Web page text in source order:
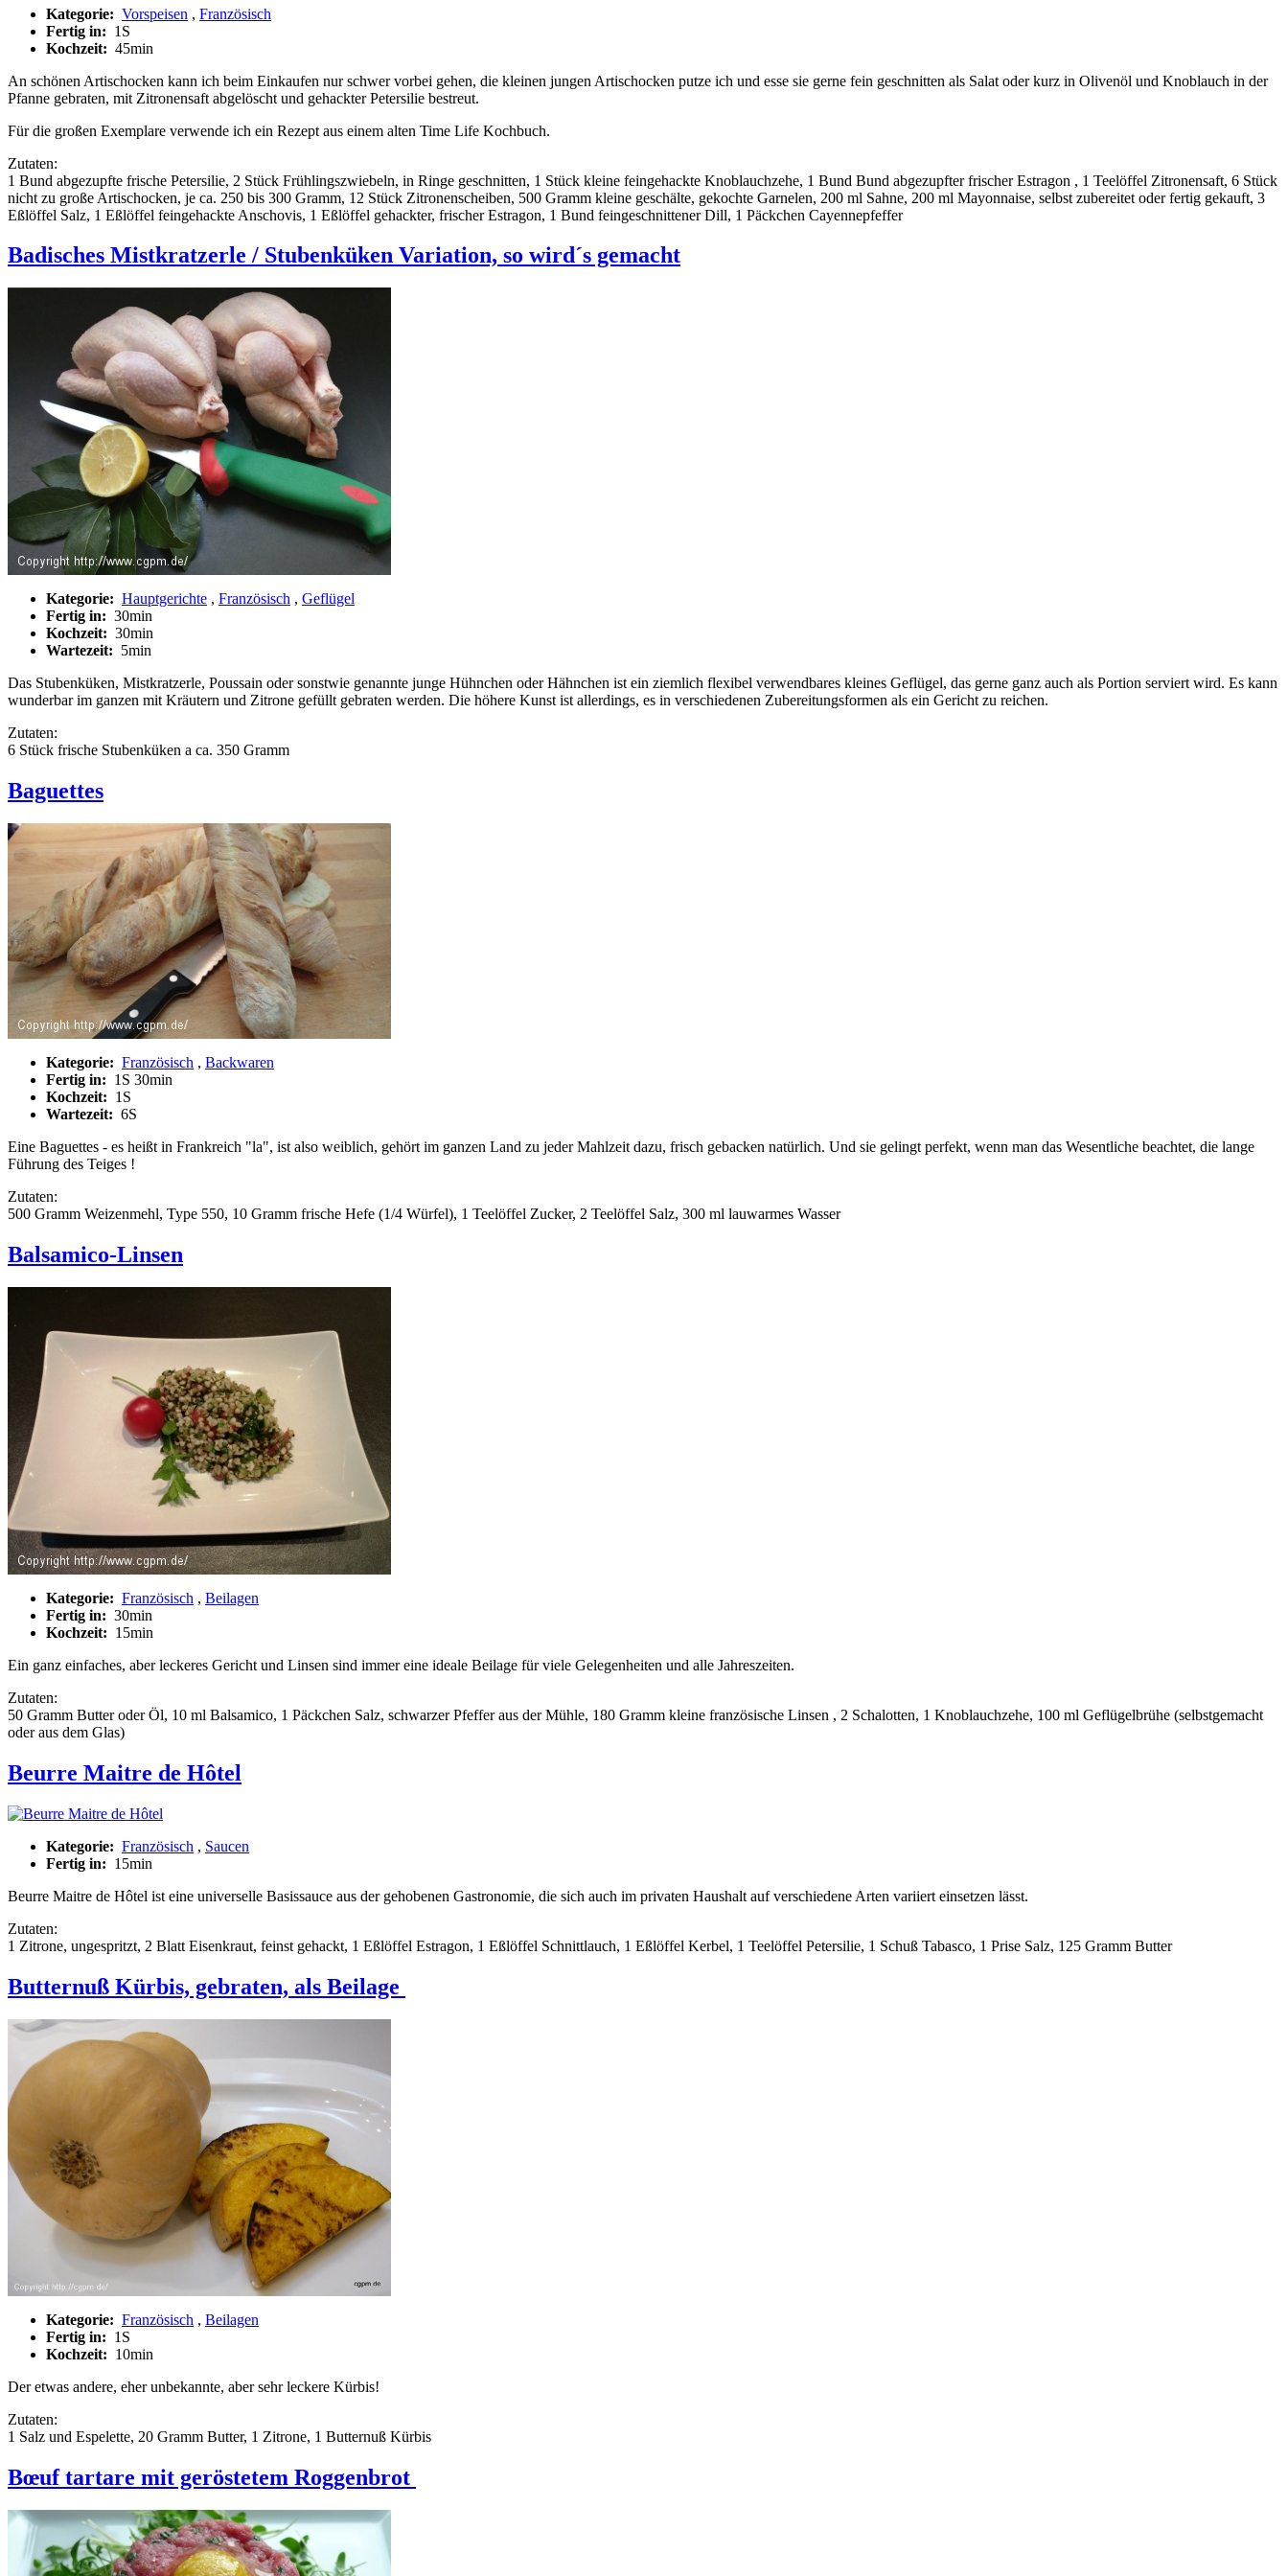
Kategorie: Vorspeisen , Französisch
Fertig in: 1S
Kochzeit: 45min
An schönen Artischocken kann ich beim Einkaufen nur schwer vorbei gehen, die kleinen jungen Artischocken putze ich und esse sie gerne fein geschnitten als Salat oder kurz in Olivenöl und Knoblauch in der
Pfanne gebraten, mit Zitronensaft abgelöscht und gehackter Petersilie bestreut.
Für die großen Exemplare verwende ich ein Rezept aus einem alten Time Life Kochbuch.
Zutaten:
1 Bund abgezupfte frische Petersilie, 2 Stück Frühlingszwiebeln, in Ringe geschnitten, 1 Stück kleine feingehackte Knoblauchzehe, 1 Bund Bund abgezupfter frischer Estragon , 1 Teelöffel Zitronensaft, 6 Stück
nicht zu große Artischocken, je ca. 250 bis 300 Gramm, 12 Stück Zitronenscheiben, 500 Gramm kleine geschälte, gekochte Garnelen, 200 ml Sahne, 200 ml Mayonnaise, selbst zubereitet oder fertig gekauft, 3
Eßlöffel Salz, 1 Eßlöffel feingehackte Anschovis, 1 Eßlöffel gehackter, frischer Estragon, 1 Bund feingeschnittener Dill, 1 Päckchen Cayennepfeffer
Badisches Mistkratzerle / Stubenküken Variation, so wird´s gemacht
Kategorie: Hauptgerichte , Französisch , Geflügel
Fertig in: 30min
Kochzeit: 30min
Wartezeit: 5min
Das Stubenküken, Mistkratzerle, Poussain oder sonstwie genannte junge Hühnchen oder Hähnchen ist ein ziemlich flexibel verwendbares kleines Geflügel, das gerne ganz auch als Portion serviert wird. Es kann
wunderbar im ganzen mit Kräutern und Zitrone gefüllt gebraten werden. Die höhere Kunst ist allerdings, es in verschiedenen Zubereitungsformen als ein Gericht zu reichen.
Zutaten:
6 Stück frische Stubenküken a ca. 350 Gramm
Baguettes
Kategorie: Französisch , Backwaren
Fertig in: 1S 30min
Kochzeit: 1S
Wartezeit: 6S
Eine Baguettes - es heißt in Frankreich "la", ist also weiblich, gehört im ganzen Land zu jeder Mahlzeit dazu, frisch gebacken natürlich. Und sie gelingt perfekt, wenn man das Wesentliche beachtet, die lange
Führung des Teiges !
Zutaten:
500 Gramm Weizenmehl, Type 550, 10 Gramm frische Hefe (1/4 Würfel), 1 Teelöffel Zucker, 2 Teelöffel Salz, 300 ml lauwarmes Wasser
Balsamico-Linsen
Kategorie: Französisch , Beilagen
Fertig in: 30min
Kochzeit: 15min
Ein ganz einfaches, aber leckeres Gericht und Linsen sind immer eine ideale Beilage für viele Gelegenheiten und alle Jahreszeiten.
Zutaten:
50 Gramm Butter oder Öl, 10 ml Balsamico, 1 Päckchen Salz, schwarzer Pfeffer aus der Mühle, 180 Gramm kleine französische Linsen , 2 Schalotten, 1 Knoblauchzehe, 100 ml Geflügelbrühe (selbstgemacht
oder aus dem Glas)
Beurre Maitre de Hôtel
Kategorie: Französisch , Saucen
Fertig in: 15min
Beurre Maitre de Hôtel ist eine universelle Basissauce aus der gehobenen Gastronomie, die sich auch im privaten Haushalt auf verschiedene Arten variiert einsetzen lässt.
Zutaten:
1 Zitrone, ungespritzt, 2 Blatt Eisenkraut, feinst gehackt, 1 Eßlöffel Estragon, 1 Eßlöffel Schnittlauch, 1 Eßlöffel Kerbel, 1 Teelöffel Petersilie, 1 Schuß Tabasco, 1 Prise Salz, 125 Gramm Butter
Butternuß Kürbis, gebraten, als Beilage
Kategorie: Französisch , Beilagen
Fertig in: 1S
Kochzeit: 10min
Der etwas andere, eher unbekannte, aber sehr leckere Kürbis!
Zutaten:
1 Salz und Espelette, 20 Gramm Butter, 1 Zitrone, 1 Butternuß Kürbis
Bœuf tartare mit geröstetem Roggenbrot